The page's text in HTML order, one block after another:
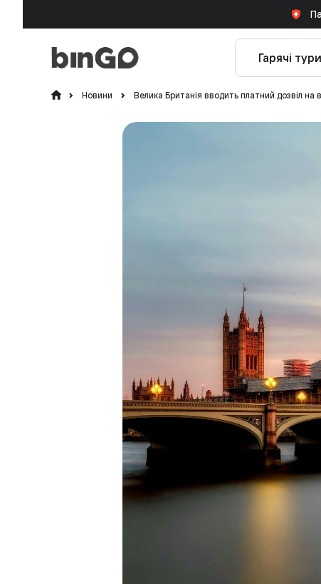
Гарячі тури
Новини Велика Британія вводить платний дозвіл на